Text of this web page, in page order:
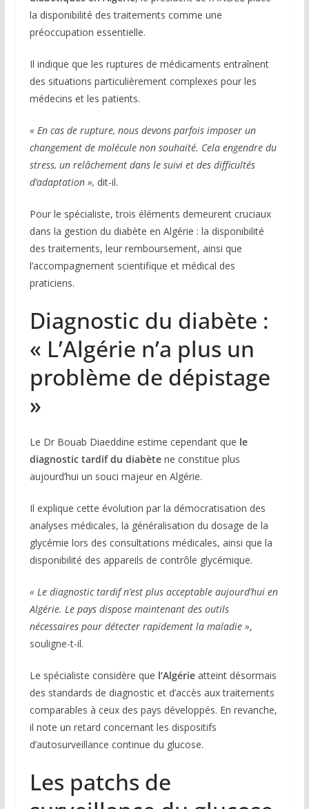
la disponibilité des traitements comme une
préoccupation essentielle.
Il indique que les ruptures de médicaments entraînent
des situations particulièrement complexes pour les
médecins et les patients.
« En cas de rupture, nous devons parfois imposer un
changement de molécule non souhaité. Cela engendre du
stress, un relâchement dans le suivi et des difficultés
d’adaptation », dit-il.
Pour le spécialiste, trois éléments demeurent cruciaux
dans la gestion du diabète en Algérie : la disponibilité
des traitements, leur remboursement, ainsi que
l’accompagnement scientifique et médical des
praticiens.
Diagnostic du diabète :
« L’Algérie n’a plus un
problème de dépistage
»
Le Dr Bouab Diaeddine estime cependant que le
diagnostic tardif du diabètene constitue plus
aujourd’hui un souci majeur en Algérie.
Il explique cette évolution par la démocratisation des
analyses médicales, la généralisation du dosage de la
glycémie lors des consultations médicales, ainsi que la
disponibilité des appareils de contrôle glycémique.
« Le diagnostic tardif n’est plus acceptable aujourd’hui en
Algérie. Le pays dispose maintenant des outils
nécessaires pour détecter rapidement la maladie »,
souligne-t-il.
Le spécialiste considère que l’Algérieatteint désormais
des standards de diagnostic et d’accès aux traitements
comparables à ceux des pays développés. En revanche,
il note un retard concernant les dispositifs
d’autosurveillance continue du glucose.
Les patchs de